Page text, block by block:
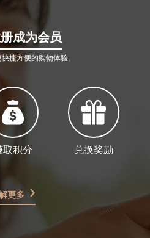
成为会员
捷方便的购物体验。
取积分 兑换奖励
更多